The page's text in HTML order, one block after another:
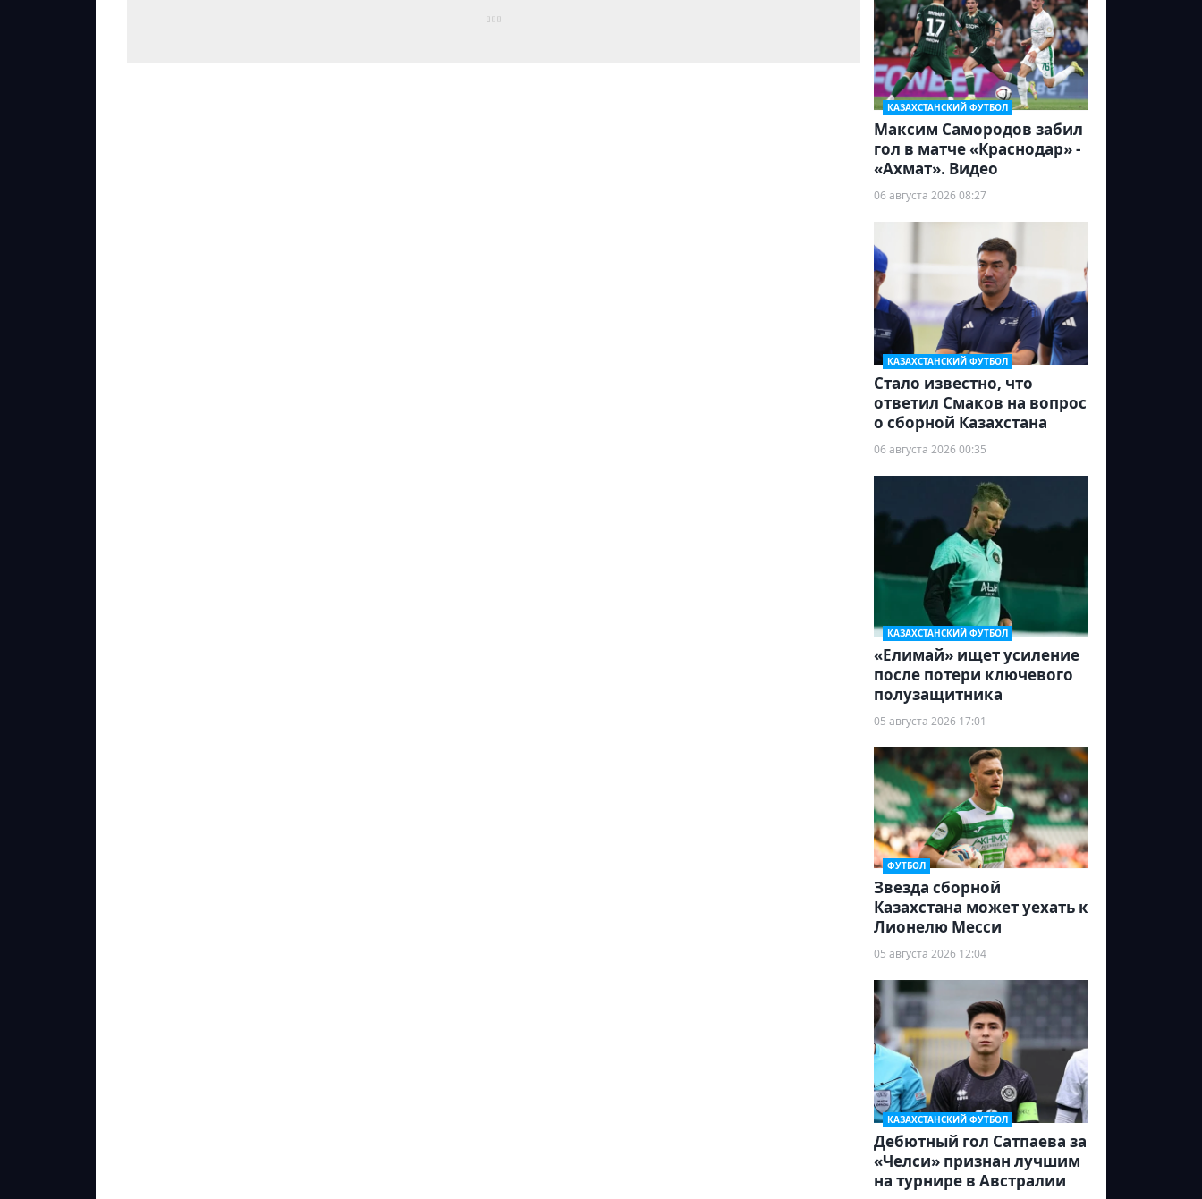
КАЗАХСТАНСКИЙ ФУТБОЛ
Максим Самородов забил
гол в матче «Краснодар» -
«Ахмат». Видео
06 августа 2026 08:27
КАЗАХСТАНСКИЙ ФУТБОЛ
Стало известно, что
ответил Смаков на вопрос
о сборной Казахстана
06 августа 2026 00:35
КАЗАХСТАНСКИЙ ФУТБОЛ
«Елимай» ищет усиление
после потери ключевого
полузащитника
05 августа 2026 17:01
ФУТБОЛ
Звезда сборной
Казахстана может уехать к
Лионелю Месси
05 августа 2026 12:04
КАЗАХСТАНСКИЙ ФУТБОЛ
Дебютный гол Сатпаева за
«Челси» признан лучшим
на турнире в Австралии